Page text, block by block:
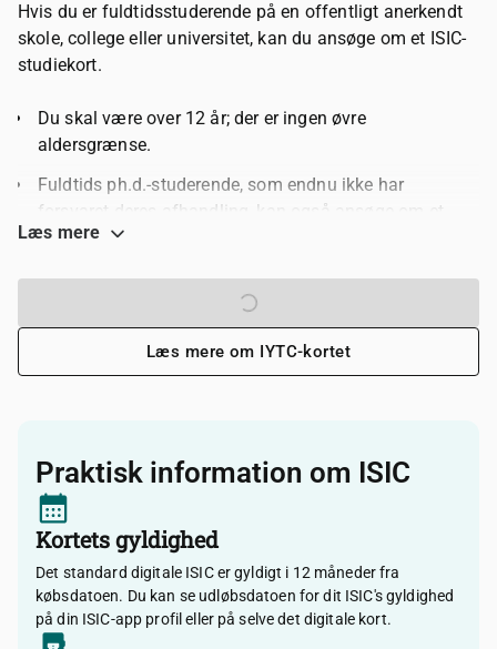
Hvis du er fuldtidsstuderende på en offentligt anerkendt
skole, college eller universitet, kan du ansøge om et ISIC-
studiekort.
Du skal være over 12 år; der er ingen øvre
aldersgrænse.
Fuldtids ph.d.-studerende, som endnu ikke har
forsvaret deres afhandling, kan også ansøge om et
ISIC-studiekort.
Du vil blive bedt om at dokumentere din status som
fuldtidsstuderende, når du ansøger om ISIC.
At være fuldtidsstuderende betyder, at du studerer
minimum 15 timer om ugen i mindst 12 uger om året.
Læs mere
Få dit ISIC
Læs mere om IYTC-kortet
Praktisk information om ISIC
Kortets gyldighed
Det standard digitale ISIC er gyldigt i 12 måneder fra
købsdatoen. Du kan se udløbsdatoen for dit ISIC's gyldighed
på din ISIC-app profil eller på selve det digitale kort.